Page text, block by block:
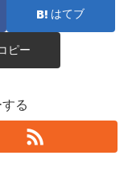
はてブ
ピー
る